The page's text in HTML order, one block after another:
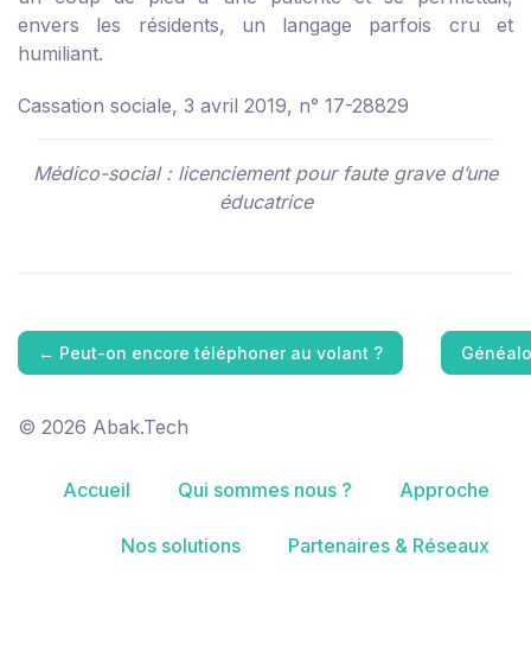
envers les résidents, un langage parfois cru et
humiliant.
Cassation sociale, 3 avril 2019, n° 17-28829
Médico-social : licenciement pour faute grave d’une
éducatrice
← Peut-on encore téléphoner au volant ?
© 2026 Abak.Tech
Accueil Qui sommes nous ? Approche
Nos solutions Partenaires & Réseaux